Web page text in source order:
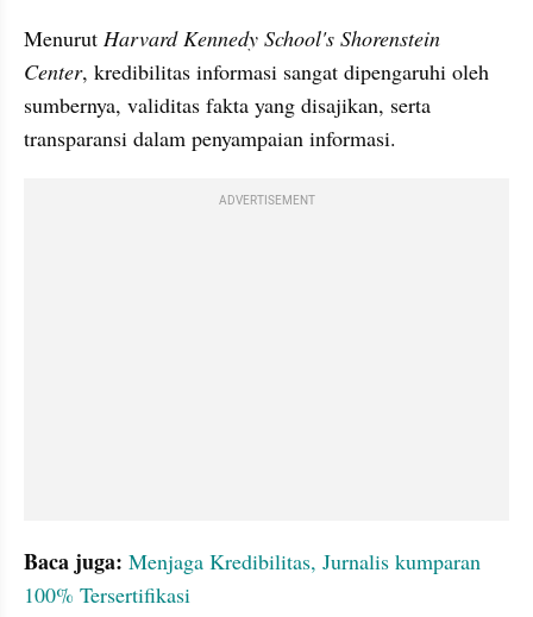
Menurut Harvard Kennedy School's Shorenstein
Center, kredibilitas informasi sangat dipengaruhi oleh
sumbernya, validitas fakta yang disajikan, serta
transparansi dalam penyampaian informasi.
ADVERTISEMENT
Baca juga: Menjaga Kredibilitas, Jurnalis kumparan
100% Tersertifikasi